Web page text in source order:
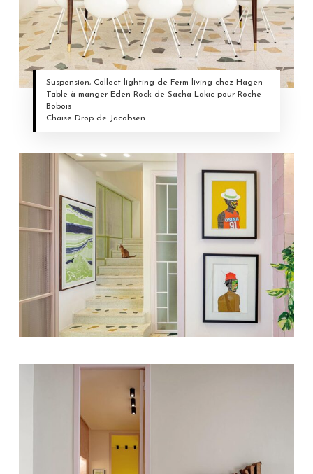
Suspension, Collect lighting de Ferm living chez Hagen
Table à manger Eden-Rock de Sacha Lakic pour Roche
Bobois
Chaise Drop de Jacobsen